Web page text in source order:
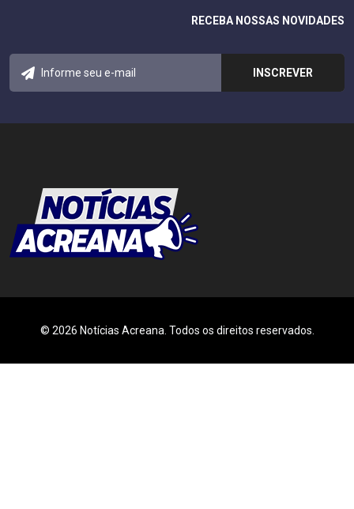
RECEBA NOSSAS NOVIDADES
© 2026 Notícias Acreana. Todos os direitos reservados.